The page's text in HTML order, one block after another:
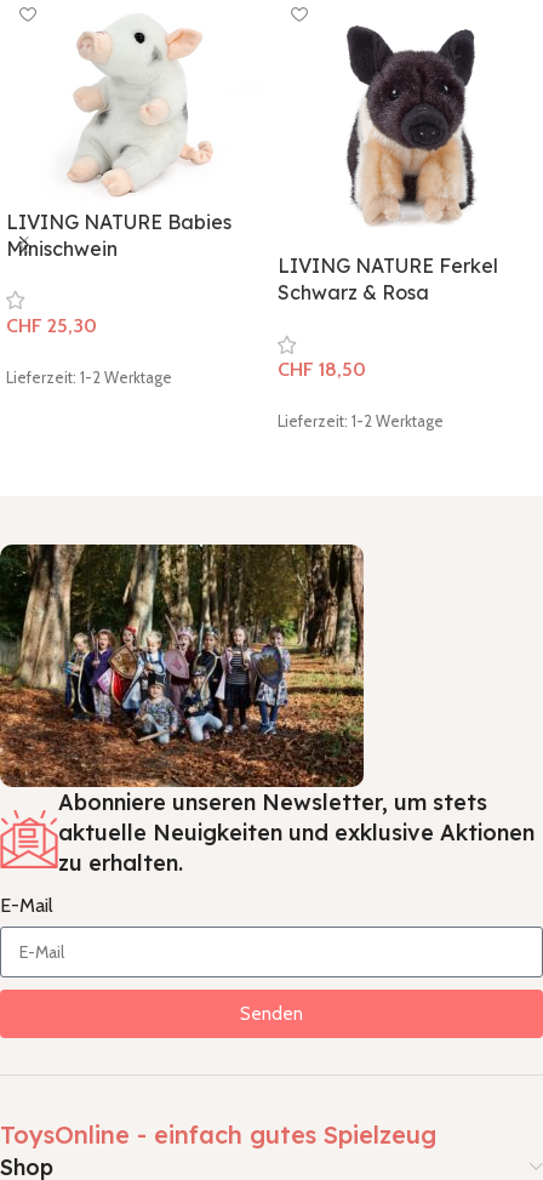
LIVING NATURE Babies
Minischwein
CHF 25,30
Lieferzeit: 1-2 Werktage
LIVING NATURE Ferkel
Schwarz & Rosa
CHF 18,50
Lieferzeit: 1-2 Werktage
Abonniere unseren Newsletter, um stets
aktuelle Neuigkeiten und exklusive Aktionen
zu erhalten.
E-Mail
Senden
ToysOnline - einfach gutes Spielzeug
Shop